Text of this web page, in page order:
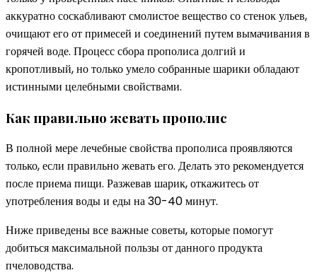
аккуратно соскабливают смолистое вещество со стенок ульев,
очищают его от примесей и соединений путем вымачивания в
горячей воде. Процесс сбора прополиса долгий и
кропотливый, но только умело собранные шарики обладают
истинными целебными свойствами.
Как правильно жевать прополис
В полной мере лечебные свойства прополиса проявляются
только, если правильно жевать его. Делать это рекомендуется
после приема пищи. Разжевав шарик, откажитесь от
употребления воды и еды на 30-40 минут.
Ниже приведены все важные советы, которые помогут
добиться максимальной пользы от данного продукта
пчеловодства.